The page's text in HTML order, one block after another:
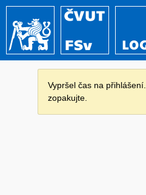
Vypršel čas na
zopakujte.